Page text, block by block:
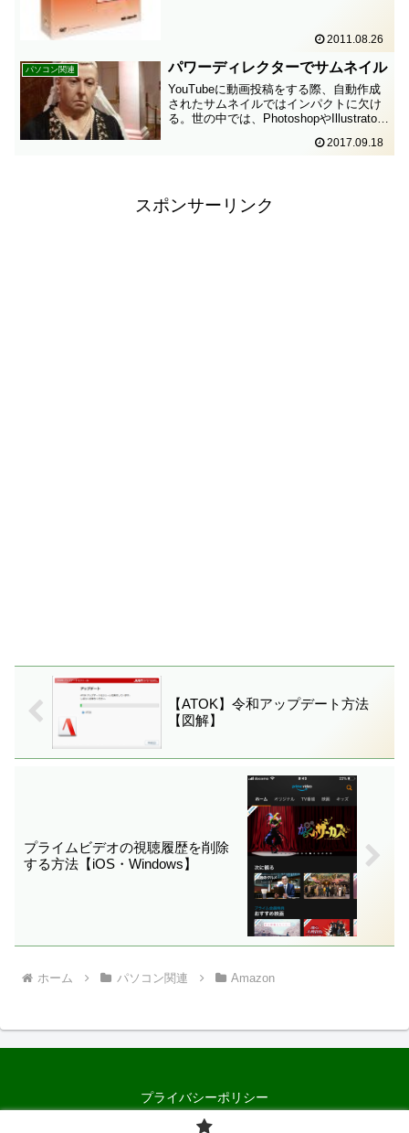
2011.08.26
パソコン関連 パワーディレクターでサムネイル
YouTubeに動画投稿をする際、自動作成
されたサムネイルではインパクトに欠け
る。世の中では、PhotoshopやIllustrator
を使っているらしい。有料アプリは敷居
2017.09.18
スポンサーリンク
【ATOK】令和アップデート方法
【図解】
プライムビデオの視聴履歴を削除
する方法【iOS・Windows】
ホーム パソコン関連 Amazon
プライバシーポリシー
© 2011 Random Memorandum.